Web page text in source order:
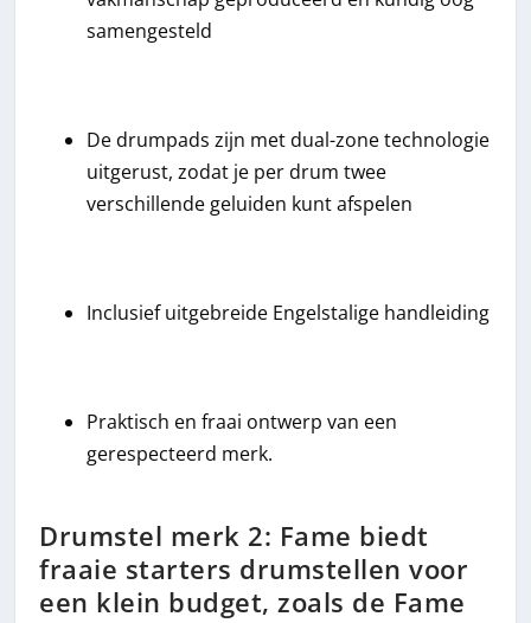
samengesteld
De drumpads zijn met dual-zone technologie
uitgerust, zodat je per drum twee
verschillende geluiden kunt afspelen
Inclusief uitgebreide Engelstalige handleiding
Praktisch en fraai ontwerp van een
gerespecteerd merk.
Drumstel merk 2: Fame biedt
fraaie starters drumstellen voor
een klein budget, zoals de Fame